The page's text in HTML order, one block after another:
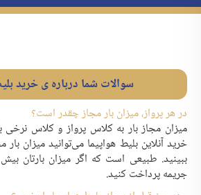
سوالات شما درباره ی خرید
در هر پرواز، میزان بار مجاز چقدر است؟
میزان مجاز بار به کلاس پرواز و کلاس نرخی
خرید آنلاین بلیط هواپیما می‌توانید میزان
ببینید. طبیعی است که اگر میزان بارتان
جریمه پرداخت کنید.